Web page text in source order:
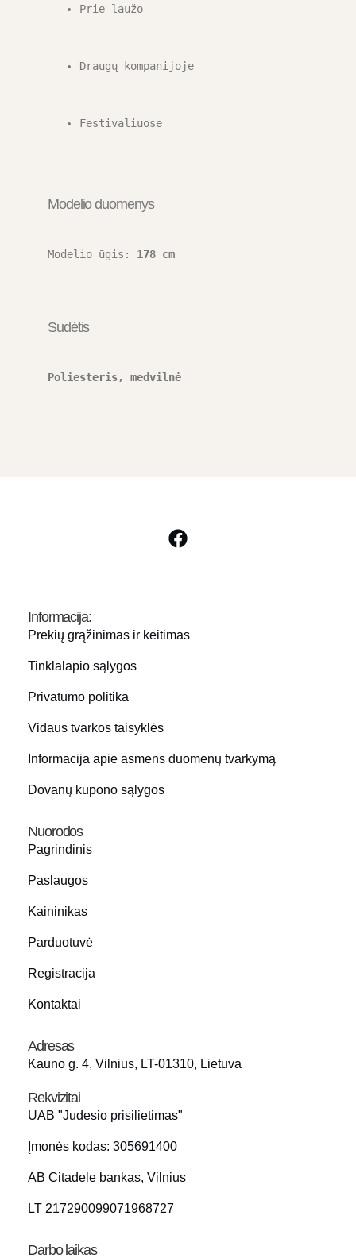
Prie laužo
Draugų kompanijoje
Festivaliuose
Modelio duomenys
Modelio ūgis: 178 cm
Sudėtis
Poliesteris, medvilnė
Informacija:
Prekių grąžinimas ir keitimas
Tinklalapio sąlygos
Privatumo politika
Vidaus tvarkos taisyklės
Informacija apie asmens duomenų tvarkymą
Dovanų kupono sąlygos
Nuorodos
Pagrindinis
Paslaugos
Kaininikas
Parduotuvė
Registracija
Kontaktai
Adresas
Kauno g. 4, Vilnius, LT-01310, Lietuva
Rekvizitai
UAB "Judesio prisilietimas"
Įmonės kodas: 305691400
AB Citadele bankas, Vilnius
LT 217290099071968727
Darbo laikas